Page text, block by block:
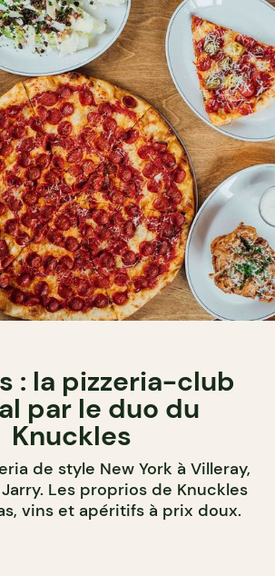
: la pizzeria-club
par le duo du
Knuckles
de style New York à Villeray,
Les proprios de Knuckles
vins et apéritifs à prix doux.